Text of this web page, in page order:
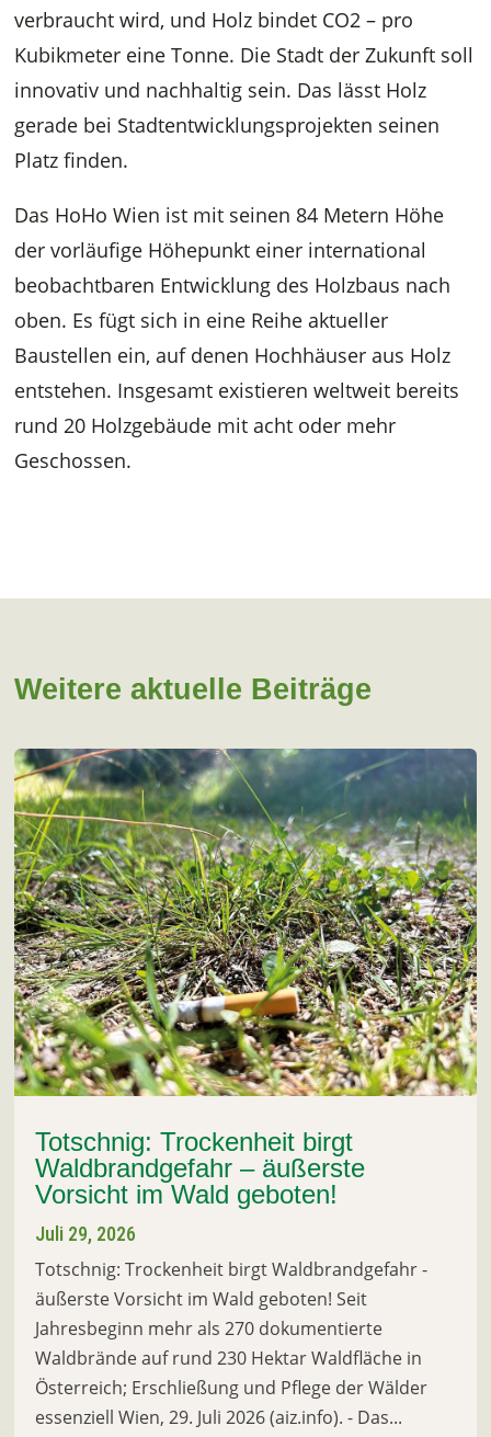
verbraucht wird, und Holz bindet CO2 – pro
Kubikmeter eine Tonne. Die Stadt der Zukunft soll
innovativ und nachhaltig sein. Das lässt Holz
gerade bei Stadtentwicklungsprojekten seinen
Platz finden.
Das HoHo Wien ist mit seinen 84 Metern Höhe
der vorläufige Höhepunkt einer international
beobachtbaren Entwicklung des Holzbaus nach
oben. Es fügt sich in eine Reihe aktueller
Baustellen ein, auf denen Hochhäuser aus Holz
entstehen. Insgesamt existieren weltweit bereits
rund 20 Holzgebäude mit acht oder mehr
Geschossen.
Weitere aktuelle Beiträge
Totschnig: Trockenheit birgt
Waldbrandgefahr – äußerste
Vorsicht im Wald geboten!
Juli 29, 2026
Totschnig: Trockenheit birgt Waldbrandgefahr -
äußerste Vorsicht im Wald geboten! Seit
Jahresbeginn mehr als 270 dokumentierte
Waldbrände auf rund 230 Hektar Waldfläche in
Österreich; Erschließung und Pflege der Wälder
essenziell Wien, 29. Juli 2026 (aiz.info). - Das...